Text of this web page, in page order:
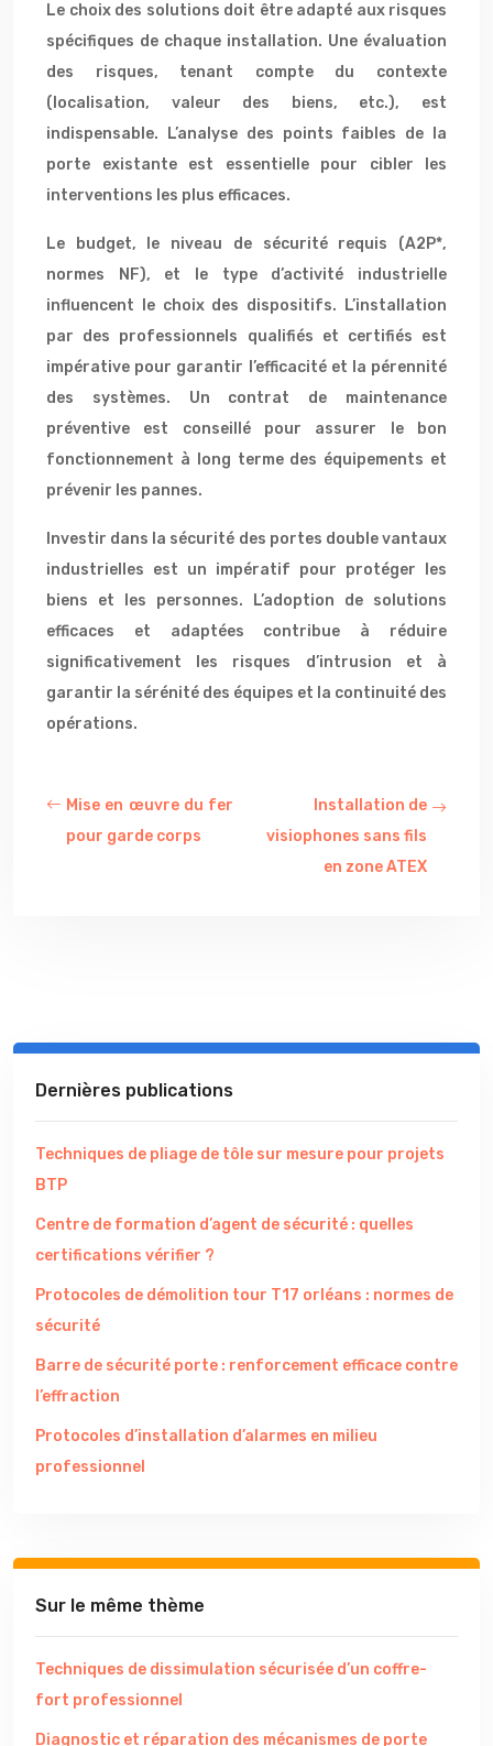
Le choix des solutions doit être adapté aux risques
spécifiques de chaque installation. Une évaluation
des risques, tenant compte du contexte
(localisation, valeur des biens, etc.), est
indispensable. L’analyse des points faibles de la
porte existante est essentielle pour cibler les
interventions les plus efficaces.
Le budget, le niveau de sécurité requis (A2P*,
normes NF), et le type d’activité industrielle
influencent le choix des dispositifs. L’installation
par des professionnels qualifiés et certifiés est
impérative pour garantir l’efficacité et la pérennité
des systèmes. Un contrat de maintenance
préventive est conseillé pour assurer le bon
fonctionnement à long terme des équipements et
prévenir les pannes.
Investir dans la sécurité des portes double vantaux
industrielles est un impératif pour protéger les
biens et les personnes. L’adoption de solutions
efficaces et adaptées contribue à réduire
significativement les risques d’intrusion et à
garantir la sérénité des équipes et la continuité des
opérations.
Mise en œuvre du fer
pour garde corps
Installation de
visiophones sans fils
en zone ATEX
Dernières publications
Techniques de pliage de tôle sur mesure pour projets
BTP
Centre de formation d’agent de sécurité : quelles
certifications vérifier ?
Protocoles de démolition tour T17 orléans : normes de
sécurité
Barre de sécurité porte : renforcement efficace contre
l’effraction
Protocoles d’installation d’alarmes en milieu
professionnel
Sur le même thème
Techniques de dissimulation sécurisée d’un coffre-
fort professionnel
Diagnostic et réparation des mécanismes de porte